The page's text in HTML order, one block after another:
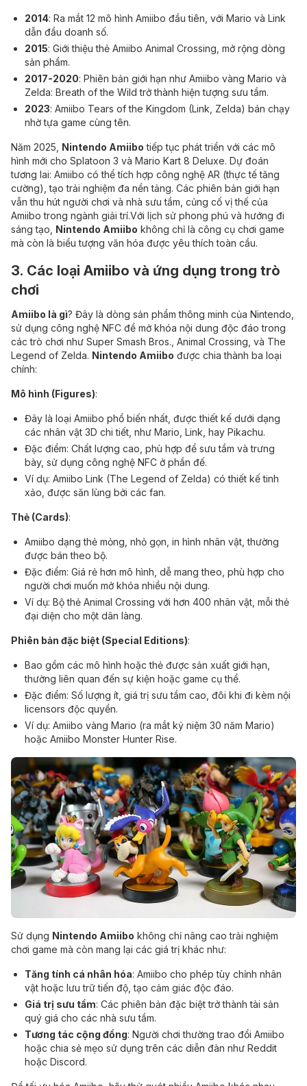
2014: Ra mắt 12 mô hình Amiibo đầu tiên, với Mario và Link
dẫn đầu doanh số.
2015: Giới thiệu thẻ Amiibo Animal Crossing, mở rộng dòng
sản phẩm.
2017-2020: Phiên bản giới hạn như Amiibo vàng Mario và
Zelda: Breath of the Wild trở thành hiện tượng sưu tầm.
2023: Amiibo Tears of the Kingdom (Link, Zelda) bán chạy
nhờ tựa game cùng tên.
Năm 2025, Nintendo Amiibo tiếp tục phát triển với các mô
hình mới cho Splatoon 3 và Mario Kart 8 Deluxe. Dự đoán
tương lai: Amiibo có thể tích hợp công nghệ AR (thực tế tăng
cường), tạo trải nghiệm đa nền tảng. Các phiên bản giới hạn
vẫn thu hút người chơi và nhà sưu tầm, củng cố vị thế của
Amiibo trong ngành giải trí.Với lịch sử phong phú và hướng đi
sáng tạo, Nintendo Amiibo không chỉ là công cụ chơi game
mà còn là biểu tượng văn hóa được yêu thích toàn cầu.
3. Các loại Amiibo và ứng dụng trong trò
chơi
Amiibo là gì? Đây là dòng sản phẩm thông minh của Nintendo,
sử dụng công nghệ NFC để mở khóa nội dung độc đáo trong
các trò chơi như Super Smash Bros., Animal Crossing, và The
Legend of Zelda. Nintendo Amiibo được chia thành ba loại
chính:
Mô hình (Figures):
Đây là loại Amiibo phổ biến nhất, được thiết kế dưới dạng
các nhân vật 3D chi tiết, như Mario, Link, hay Pikachu.
Đặc điểm: Chất lượng cao, phù hợp để sưu tầm và trưng
bày, sử dụng công nghệ NFC ở phần đế.
Ví dụ: Amiibo Link (The Legend of Zelda) có thiết kế tinh
xảo, được săn lùng bởi các fan.
Thẻ (Cards):
Amiibo dạng thẻ mỏng, nhỏ gọn, in hình nhân vật, thường
được bán theo bộ.
Đặc điểm: Giá rẻ hơn mô hình, dễ mang theo, phù hợp cho
người chơi muốn mở khóa nhiều nội dung.
Ví dụ: Bộ thẻ Animal Crossing với hơn 400 nhân vật, mỗi thẻ
đại diện cho một dân làng.
Phiên bản đặc biệt (Special Editions):
Bao gồm các mô hình hoặc thẻ được sản xuất giới hạn,
thường liên quan đến sự kiện hoặc game cụ thể.
Đặc điểm: Số lượng ít, giá trị sưu tầm cao, đôi khi đi kèm nội
licensors độc quyền.
Ví dụ: Amiibo vàng Mario (ra mắt kỷ niệm 30 năm Mario)
hoặc Amiibo Monster Hunter Rise.
Sử dụng Nintendo Amiibo không chỉ nâng cao trải nghiệm
chơi game mà còn mang lại các giá trị khác như:
Tăng tính cá nhân hóa: Amiibo cho phép tùy chỉnh nhân
vật hoặc lưu trữ tiến độ, tạo cảm giác độc đáo.
Giá trị sưu tầm: Các phiên bản đặc biệt trở thành tài sản
quý giá cho các nhà sưu tầm.
Tương tác cộng đồng: Người chơi thường trao đổi Amiibo
hoặc chia sẻ mẹo sử dụng trên các diễn đàn như Reddit
hoặc Discord.